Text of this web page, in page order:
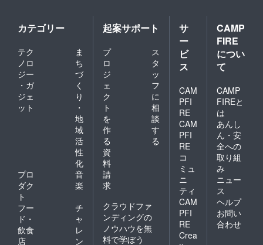
カテゴリー
テク
ノロ
ジー
・ガ
ジェ
ット
ま
ち
づ
く
り
・
地
域
活
性
化
プロ
ダク
ト
音
楽
フー
ド・
飲食
店
チ
ャ
レ
ン
起案サポート
プ
ロ
ジ
ェ
ク
ト
を
作
る
ス
タ
ッ
フ
に
相
談
す
る
資
料
請
求
クラウドファ
ンディングの
ノウハウを無
料で学ぼう
サ
ー
ビ
ス
CAM
PFI
RE
CAM
PFI
RE
コ
ミュ
ニ
ティ
CAM
PFI
RE
Crea
CAMP
FIRE
につい
て
CAMP
FIREと
は
あんし
ん・安
全への
取り組
み
ニュー
ス
ヘルプ
お問い
合わせ